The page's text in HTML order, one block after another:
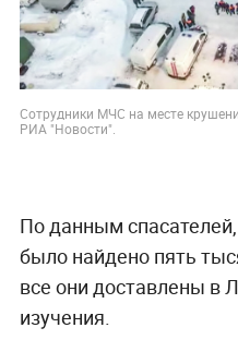
Сотрудники МЧС на месте
РИА "Новости".
По данным
было найдено пять
все они доставлены в
изучения.